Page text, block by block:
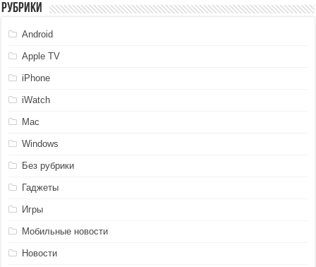
Рубрики
Android
Apple TV
iPhone
iWatch
Mac
Windows
Без рубрики
Гаджеты
Игры
Мобильные новости
Новости